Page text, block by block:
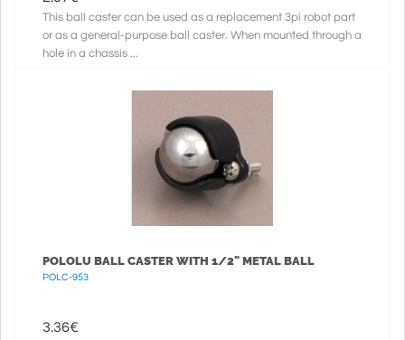
This ball caster can be used as a replacement 3pi robot part
or as a general-purpose ball caster. When mounted through a
hole in a chassis ...
POLOLU BALL CASTER WITH 1/2" METAL BALL
POLC-953
3.36€